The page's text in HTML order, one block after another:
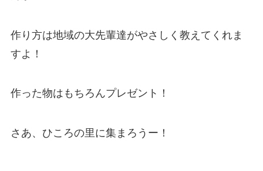
作り方は地域の大先輩達がやさしく教えてくれま
すよ！
作った物はもちろんプレゼント！
さあ、ひころの里に集まろうー！